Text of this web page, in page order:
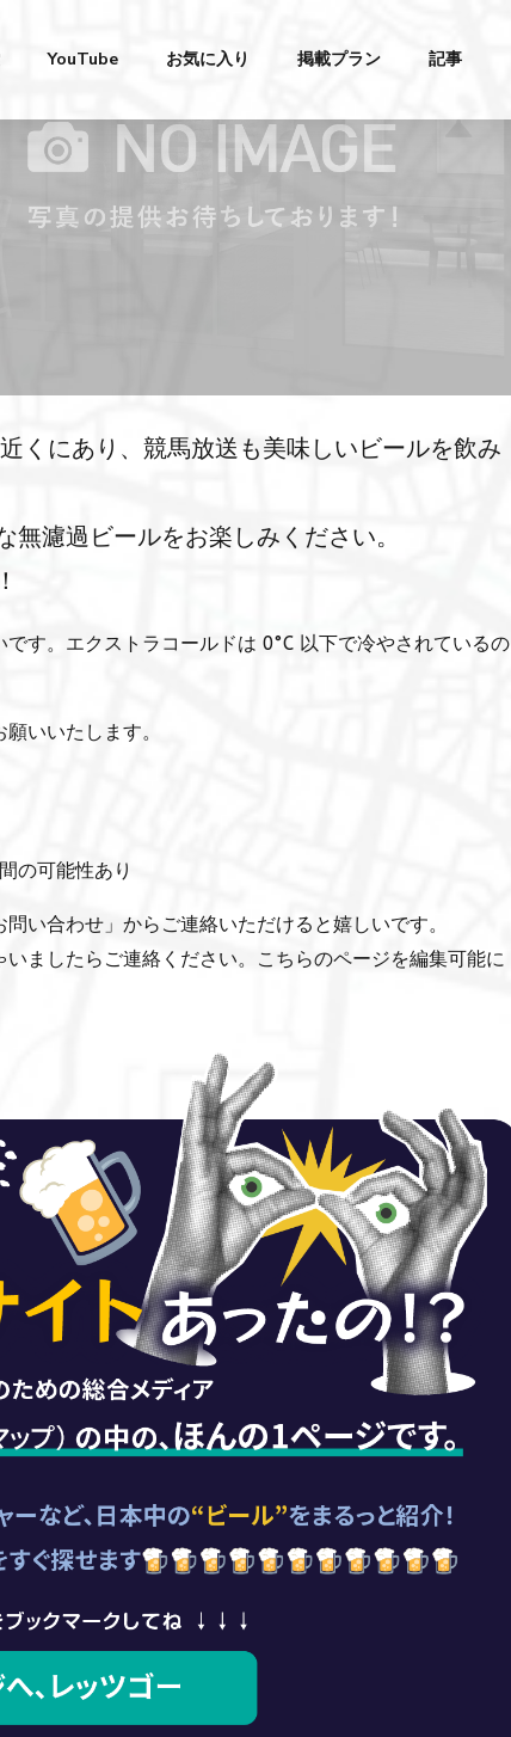
YouTube お気に入り 掲載プラン 記事
くにあり、競馬放送も美味しいビールを飲み
濾過ビールをお楽しみください。
す。エクストラコールドは 0°C 以下で冷やされているの
いいたします。
の可能性あり
い合わせ」からご連絡いただけると嬉しいです。
ましたらご連絡ください。こちらのページを編集可能に